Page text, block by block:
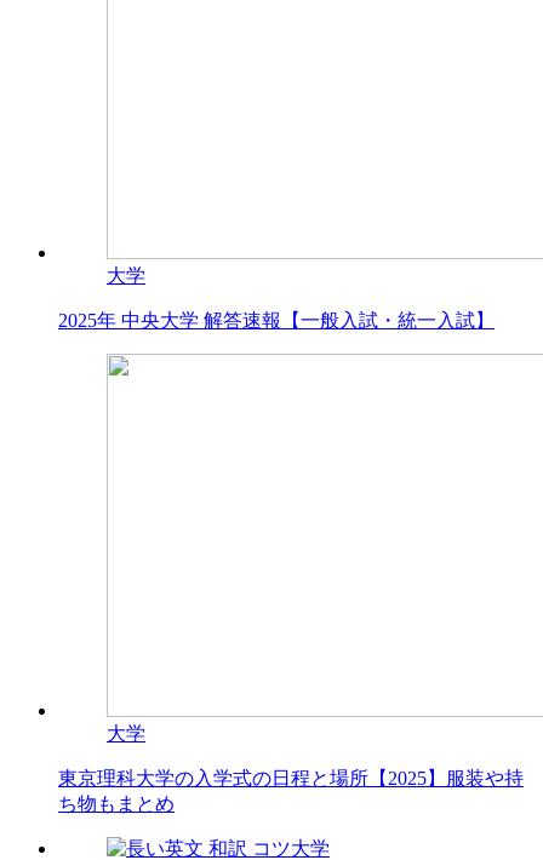
大学
2025年 中央大学 解答速報【一般入試・統一入試】
大学
東京理科大学の入学式の日程と場所【2025】服装や持
ち物もまとめ
大学